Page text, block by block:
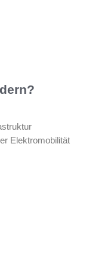
Elektromobilität